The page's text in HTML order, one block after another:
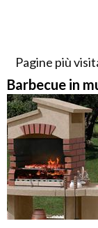
Pagine più
Barbecue in